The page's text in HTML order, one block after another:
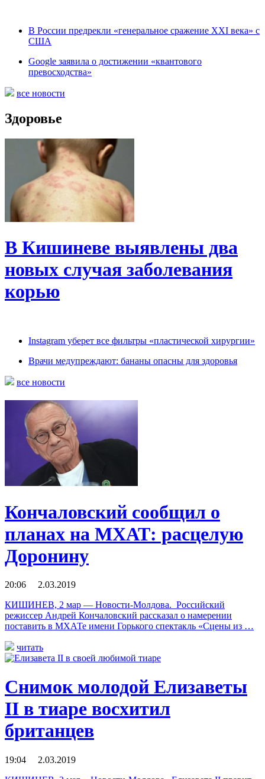
В России предрекли «генеральное сражение XXI века» с
США
Google заявила о достижении «квантового
превосходства»
все новости
Здоровье
В Кишиневе выявлены два
новых случая заболевания
корью
Instagram уберет все фильтры «пластической хирургии»
Врачи медупреждают: бананы опасны для здоровья
все новости
Кончаловский сообщил о
планах на МХАТ: расцелую
Доронину
20:06 2.03.2019
КИШИНЕВ, 2 мар — Новости-Молдова. Российский
режиссер Андрей Кончаловский рассказал о намерении
поставить в МХАТе имени Горького спектакль «Сцены из …
читать
Снимок молодой Елизаветы
II в тиаре восхитил
британцев
19:04 2.03.2019